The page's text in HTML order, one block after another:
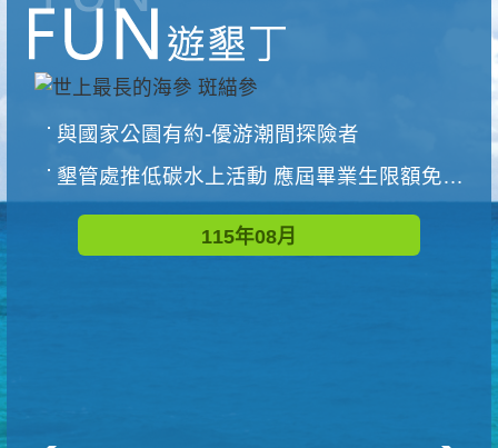
與國家公園有約-優游潮間探險者
墾管處推低碳水上活動 應屆畢業生限額免費參加
115年08月